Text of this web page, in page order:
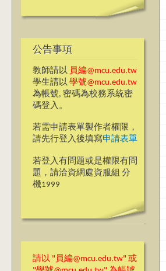
公告事項
教師請以 員編@mcu.edu.tw
學生請以 學號@mcu.edu.tw
為帳號, 密碼為校務系統密
碼登入。
若需申請表單製作者權限，
請先行登入後填寫申請表單
若登入有問題或是權限有問
題，請洽資網處資服組 分
機1999
請以 "員編@mcu.edu.tw" 或